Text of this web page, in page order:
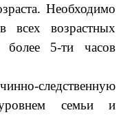
Необходимо
всех возрастных
более 5-ти часов
следственную
семьи и